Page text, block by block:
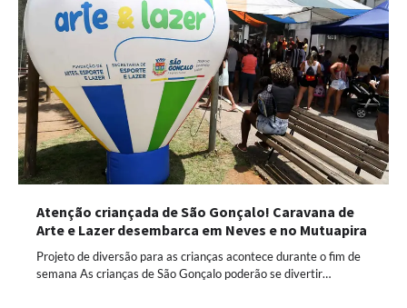
Atenção criançada de São Gonçalo! Caravana de
Arte e Lazer desembarca em Neves e no Mutuapira
Projeto de diversão para as crianças acontece durante o fim de
semana As crianças de São Gonçalo poderão se divertir…